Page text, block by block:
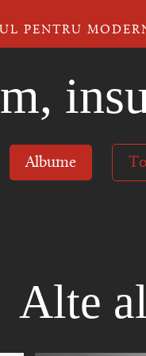
PENTRU
Albume
Alte